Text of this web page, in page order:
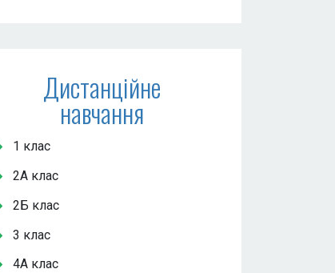
Дистанційне
навчання
1 клас
2А клас
2Б клас
3 клас
4А клас